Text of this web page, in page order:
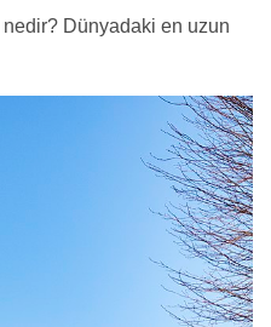
nedir? Dünyadaki en uzun